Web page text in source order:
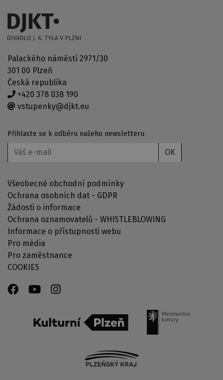
Palackého náměstí 2971/30
301 00 Plzeň
Česká republika
+420 378 038 190
vstupenky@djkt.eu
Přihlaste se k odběru našeho newsletteru
OK
Všeobecné obchodní podmínky
Ochrana osobních dat - GDPR
Žádosti o informace
Ochrana oznamovatelů - WHISTLEBLOWING
Informace o přístupnosti webu
Pro média
Pro zaměstnance
COOKIES